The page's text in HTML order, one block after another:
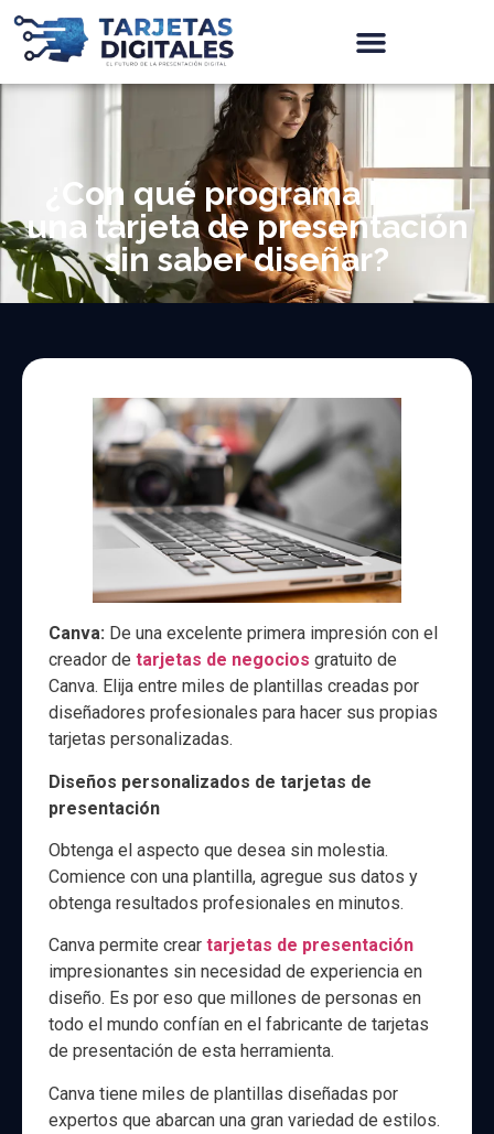
¿Con qué programa hago
una tarjeta de presentación
sin saber diseñar?
Canva: De una excelente primera impresión con el
creador detarjetas de negocios gratuito de
Canva. Elija entre miles de plantillas creadas por
diseñadores profesionales para hacer sus propias
tarjetas personalizadas.
Diseños personalizados de tarjetas de
presentación
Obtenga el aspecto que desea sin molestia.
Comience con una plantilla, agregue sus datos y
obtenga resultados profesionales en minutos.
Canva permite creartarjetas de presentación
impresionantes sin necesidad de experiencia en
diseño. Es por eso que millones de personas en
todo el mundo confían en el fabricante de tarjetas
de presentación de esta herramienta.
Canva tiene miles de plantillas diseñadas por
expertos que abarcan una gran variedad de estilos.